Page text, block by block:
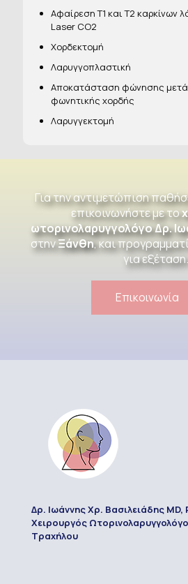
Αφαίρεση Τ1 και Τ2 καρκίνων
Laser CO2
Χορδεκτομή
Λαρυγγοπλαστική
Αποκατάσταση φώνησης
φωνητικής χορδής
Λαρυγγεκτομή
Για την αντιμετώπιση
επικοινωνήστε με το
ωτορινολαρυγγολόγο Δρ.
στηνΞάνθη, και
για εξέταση.
Επικοινωνία
Δρ. Ιωάννης Χρ. Βασιλειάδης MD,
Χειρουργός
Τραχήλου